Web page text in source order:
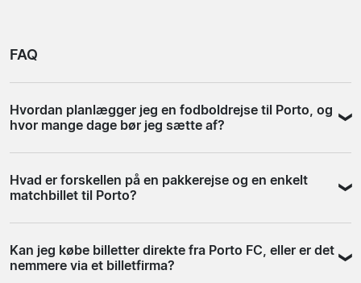
FAQ
Hvordan planlægger jeg en fodboldrejse til Porto, og
hvor mange dage bør jeg sætte af?
kampen og et par dage til at opleve byen. Porto er
kompakt og nem at navigere, og mange af
seværdighederne ligger tæt på hinanden. Flyver du fra
lufthavnen kører på samme linje som til stadion, så
Hvad er forskellen på en pakkerejse og en enkelt
matchbillet til Porto?
fly og hotel ordnes separat. En pakkerejse samler typisk
billet, hotel og fly i én booking og giver et klart overblik
Kan jeg købe billetter direkte fra Porto FC, eller er det
nemmere via et billetfirma?